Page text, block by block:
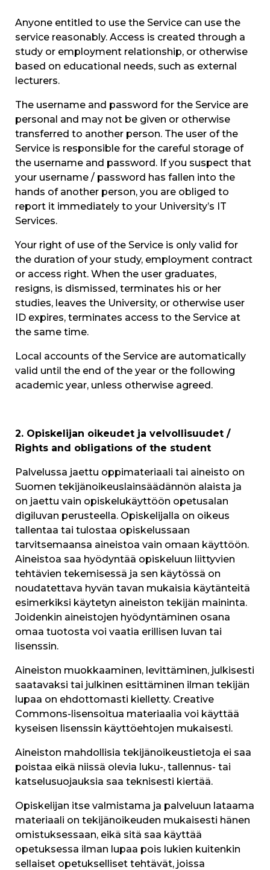
Anyone entitled to use the Service can use the
service reasonably. Access is created through a
study or employment relationship, or otherwise
based on educational needs, such as external
lecturers.
The username and password for the Service are
personal and may not be given or otherwise
transferred to another person. The user of the
Service is responsible for the careful storage of
the username and password. If you suspect that
your username / password has fallen into the
hands of another person, you are obliged to
report it immediately to your University’s IT
Services.
Your right of use of the Service is only valid for
the duration of your study, employment contract
or access right. When the user graduates,
resigns, is dismissed, terminates his or her
studies, leaves the University, or otherwise user
ID expires, terminates access to the Service at
the same time.
Local accounts of the Service are automatically
valid until the end of the year or the following
academic year, unless otherwise agreed.
2. Opiskelijan oikeudet ja velvollisuudet /
Rights and obligations of the student
Palvelussa jaettu oppimateriaali tai aineisto on
Suomen tekijänoikeuslainsäädännön alaista ja
on jaettu vain opiskelukäyttöön opetusalan
digiluvan perusteella. Opiskelijalla on oikeus
tallentaa tai tulostaa opiskelussaan
tarvitsemaansa aineistoa vain omaan käyttöön.
Aineistoa saa hyödyntää opiskeluun liittyvien
tehtävien tekemisessä ja sen käytössä on
noudatettava hyvän tavan mukaisia käytänteitä
esimerkiksi käytetyn aineiston tekijän maininta.
Joidenkin aineistojen hyödyntäminen osana
omaa tuotosta voi vaatia erillisen luvan tai
lisenssin.
Aineiston muokkaaminen, levittäminen, julkisesti
saatavaksi tai julkinen esittäminen ilman tekijän
lupaa on ehdottomasti kielletty. Creative
Commons-lisensoitua materiaalia voi käyttää
kyseisen lisenssin käyttöehtojen mukaisesti.
Aineiston mahdollisia tekijänoikeustietoja ei saa
poistaa eikä niissä olevia luku-, tallennus- tai
katselusuojauksia saa teknisesti kiertää.
Opiskelijan itse valmistama ja palveluun lataama
materiaali on tekijänoikeuden mukaisesti hänen
omistuksessaan, eikä sitä saa käyttää
opetuksessa ilman lupaa pois lukien kuitenkin
sellaiset opetukselliset tehtävät, joissa